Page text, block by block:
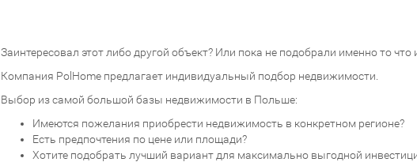
Заинтересовал этот либо другой объект? Или пока не подобрали именно то что
Компания PolHome предлагает индивидуальный подбор недвижимости.
Выбор из самой большой базы недвижимости в Польше:
Имеются пожелания приобрести недвижимость в конкретном регионе?
Есть предпочтения по цене или площади?
Хотите подобрать лучший вариант для максимально выгодной